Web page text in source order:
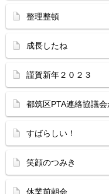
整理整頓
成長したね
謹賀新年２０２３
都筑区PTA連絡協議
すばらしい！
笑顔のつみき
休業前朝会